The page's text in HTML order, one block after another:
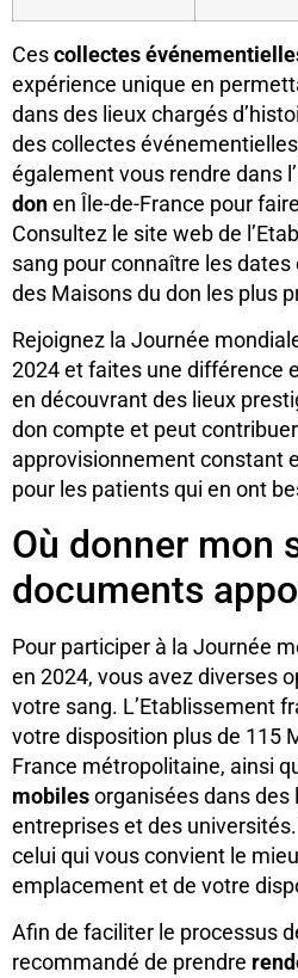
Cescollectes
expérience unique en
dans des lieux chargés
des collectes
également vous rendre dans
donen Île-de-France pour
Consultez le site web de
sang pour connaître les
des Maisons du don les plus
Rejoignez la Journée
2024 et faites une différence
en découvrant des lieux
don compte et peut
approvisionnement constant
pour les patients qui en ont
Où donner mon
documents
Pour participer à la Journée
en 2024, vous avez diverses
votre sang. L’Etablissement
votre disposition plus de 115
France métropolitaine, ainsi
mobilesorganisées dans des
entreprises et des
celui qui vous convient le
emplacement et de votre
Afin de faciliter le processus
recommandé de prendre